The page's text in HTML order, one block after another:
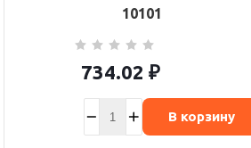
10101
734.02 ₽
В корзину